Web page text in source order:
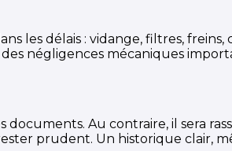
les délais : vidange, filtres,
négligences mécaniques
Au contraire, il sera
prudent. Un historique clair,